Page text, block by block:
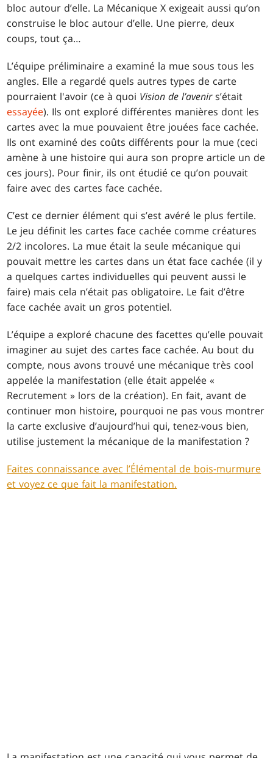
bloc autour d’elle. La Mécanique X exigeait aussi qu’on
construise le bloc autour d’elle. Une pierre, deux
coups, tout ça…
L’équipe préliminaire a examiné la mue sous tous les
angles. Elle a regardé quels autres types de carte
pourraient l'avoir (ce à quoi Vision de l’avenirs’était
essayée). Ils ont exploré différentes manières dont les
cartes avec la mue pouvaient être jouées face cachée.
Ils ont examiné des coûts différents pour la mue (ceci
amène à une histoire qui aura son propre article un de
ces jours). Pour finir, ils ont étudié ce qu’on pouvait
faire avec des cartes face cachée.
C’est ce dernier élément qui s’est avéré le plus fertile.
Le jeu définit les cartes face cachée comme créatures
2/2 incolores. La mue était la seule mécanique qui
pouvait mettre les cartes dans un état face cachée (il y
a quelques cartes individuelles qui peuvent aussi le
faire) mais cela n’était pas obligatoire. Le fait d’être
face cachée avait un gros potentiel.
L’équipe a exploré chacune des facettes qu’elle pouvait
imaginer au sujet des cartes face cachée. Au bout du
compte, nous avons trouvé une mécanique très cool
appelée la manifestation (elle était appelée «
Recrutement » lors de la création). En fait, avant de
continuer mon histoire, pourquoi ne pas vous montrer
la carte exclusive d’aujourd’hui qui, tenez-vous bien,
utilise justement la mécanique de la manifestation ?
Faites connaissance avec l’Élémental de bois-murmure
et voyez ce que fait la manifestation.